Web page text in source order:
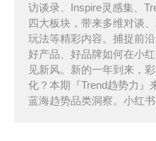
访谈录、Inspire灵感集、
四大板块，带来多维对谈
玩法等精彩内容。捕捉前
好产品、好品牌如何在小
见新风。新的一年到来，
化？本期『Trend趋势力』
蓝海趋势品类洞察。小红